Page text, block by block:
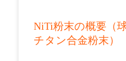
NiTi粉末の概要（
チタン合金粉末）